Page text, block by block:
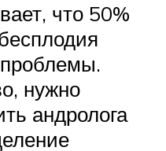
что 50%
нужно
андролога